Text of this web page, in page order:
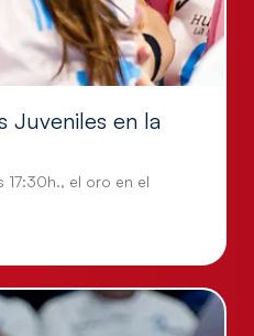
Juveniles en la
el oro en el